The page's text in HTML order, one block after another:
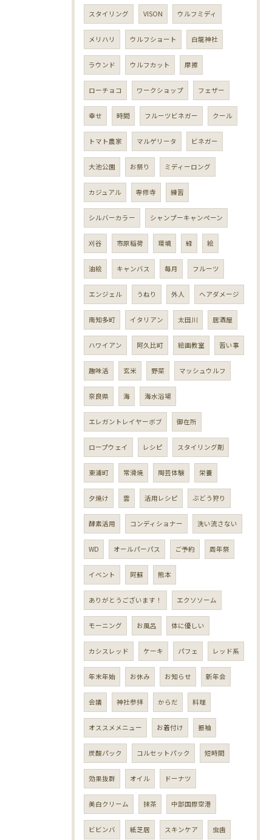
スタイリング VISON ウルフミディ
メリハリ ウルフショート 白龍神社
ラウンド ウルフカット 摩擦
ローチョコ ワークショップ フェザー
幸せ 時間 フルーツビネガー クール
トマト農家 マルゲリータ ビネガー
大池公園 お祭り ミディーロング
カジュアル 専修寺 練習
シルバーカラー シャンプーキャンペーン
刈谷 市原稲荷 環境 緑 絵
油絵 キャンバス 毎月 フルーツ
エンジェル うねり 外人 ヘアダメージ
南知多町 イタリアン 太田川 居酒屋
ハワイアン 阿久比町 絵画教室 習い事
趣味活 玄米 野菜 マッシュウルフ
奈良県 海 海水浴場
エレガントレイヤーボブ 御在所
ロープウェイ レシピ スタイリング剤
東浦町 常滑焼 陶芸体験 栄養
夕焼け 雲 活用レシピ ぶどう狩り
酵素活用 コンディショナー 洗い流さない
WD オールパーパス ご予約 周年祭
イベント 阿蘇 熊本
ありがとうございます！ エクソソーム
モーニング お風呂 体に優しい
カシスレッド ケーキ パフェ レッド系
年末年始 お休み お知らせ 新年会
会議 神社参拝 からだ 料理
オススメメニュー お着付け 振袖
炭酸パック コルセットパック 短時間
効果抜群 オイル ドーナツ
美白クリーム 抹茶 中部国際空港
ビビンバ 紙芝居 スキンケア 虫歯